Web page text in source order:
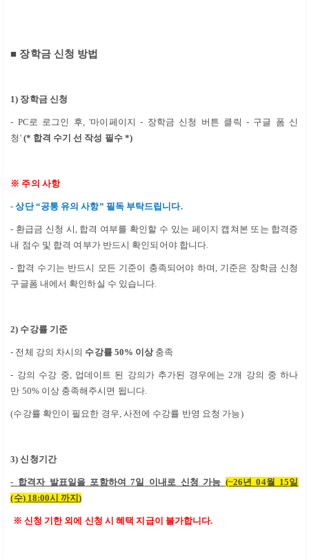
■ 장학금 신청 방법
1) 장학금 신청
- PC로 로그인 후, '마이페이지- 장학금 신청 버튼 클릭- 구글 폼 신
청 ' (* 합격 수기 선 작성 필수 *)
※ 주의 사항
-상단“공통 유의 사항” 필독 부탁드립니다.
- 환급금 신청 시, 합격 여부를 확인할 수 있는 페이지 캡쳐본 또는 합격증
내 점수 및 합격 여부가 반드시 확인되어야 합니다.
- 합격 수기는 반드시 모든 기준이 충족되어야 하며, 기준은 장학금 신청
구글폼 내에서 확인하실 수 있습니다.
2) 수강률 기준
- 전체 강의 차시의 수강률 50% 이상충족
- 강의 수강 중, 업데이트 된 강의가 추가된 경우에는2개 강의 중 하나
만 50% 이상 충족해주시면 됩니다.
(수강률 확인이 필요한 경우, 사전에 수강률 반영 요청 가능)
3)신청기간
- 합격자 발표일을 포함하여7일 이내로 신청 가능 (~26년 04월 15일
(수) 18:00시 까지)
※ 신청 기한 외에 신청 시 혜택 지급이 불가합니다.